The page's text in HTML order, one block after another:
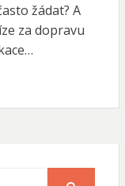
žádat? A
za dopravu